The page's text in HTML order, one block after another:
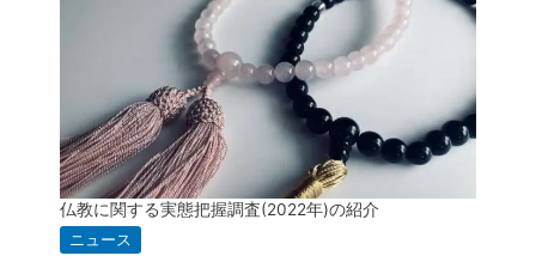
仏教に関する実態把握調査(2022年)の紹介
ニュース